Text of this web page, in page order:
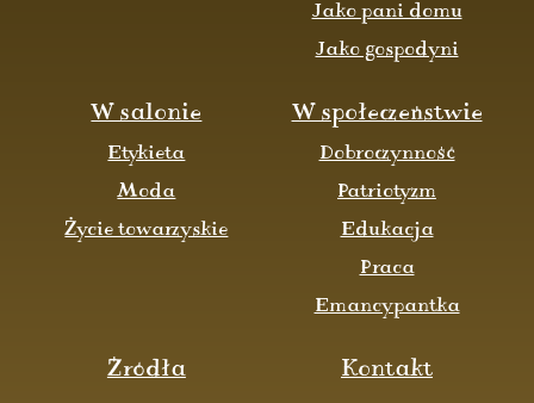
Jako pani domu
Jako gospodyni
W salonie
Etykieta
Moda
Życie towarzyskie
W społeczeństwie
Dobroczynność
Patriotyzm
Edukacja
Praca
Emancypantka
Źródła Kontakt